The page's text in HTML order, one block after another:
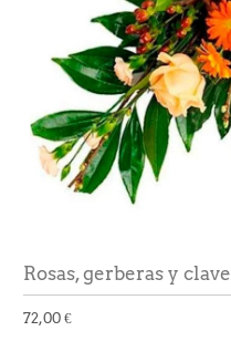
Rosas, gerberas y
72,00 €